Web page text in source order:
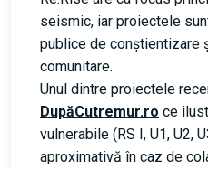
seismic, iar proiectele
publice de conștientizare
comunitare.
Unul dintre proiectele
DupăCutremur.ro ce
vulnerabile (RS I, U1, U2,
aproximativă în caz de